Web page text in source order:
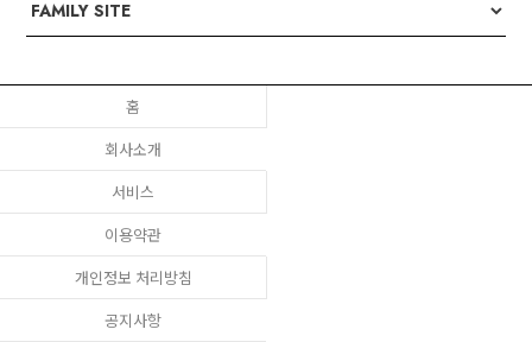
홈
회사소개
서비스
이용약관
개인정보 처리방침
공지사항